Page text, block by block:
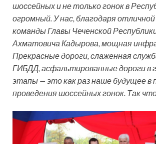
шоссейных и не только гонок в
огромный. У нас, благодаря
команды Главы Чеченской
Ахматовича Кадырова, мощная
Прекрасные дороги, слаженная
ГИБДД, асфальтированные дороги в
этапы — это как раз наше будущее в
проведения шоссейных гонок. Так